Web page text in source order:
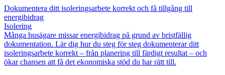
Dokumentera ditt isoleringsarbete korrekt och få tillgång till
energibidrag
Isolering
Många husägare missar energibidrag på grund av bristfällig
dokumentation. Lär dig hur du steg för steg dokumenterar ditt
isoleringsarbete korrekt – från planering till färdigt resultat – och
ökar chansen att få det ekonomiska stöd du har rätt till.